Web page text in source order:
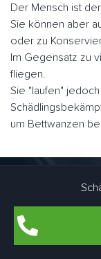
Der Mensch ist
Sie können aber
oder zu
Im Gegensatz zu
fliegen.
Sie "laufen"
um Bettwanzen
Flöhe kommen
vor, in denen